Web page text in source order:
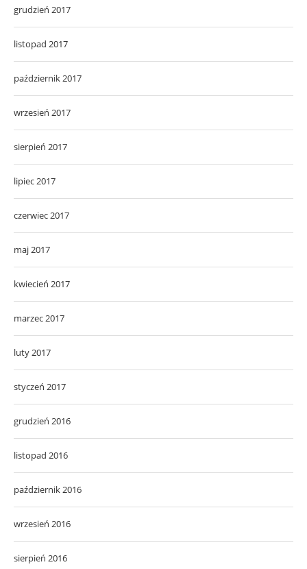
grudzień 2017
listopad 2017
październik 2017
wrzesień 2017
sierpień 2017
lipiec 2017
czerwiec 2017
maj 2017
kwiecień 2017
marzec 2017
luty 2017
styczeń 2017
grudzień 2016
listopad 2016
październik 2016
wrzesień 2016
sierpień 2016